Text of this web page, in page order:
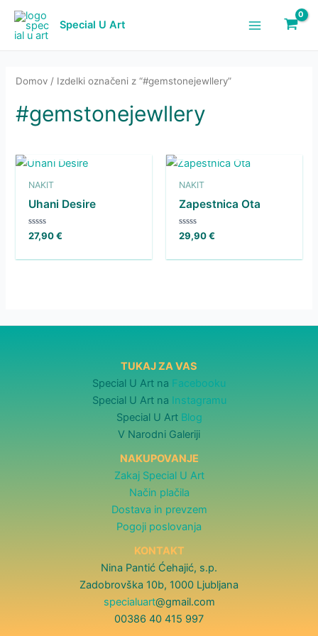
Skip
content
Special U Art
Domov / Izdelki označeni z “#gemstonejewllery”
#gemstonejewllery
NAKIT
Uhani Desire
Ocenjeno
5
27,90€
NAKIT
Zapestnica Ota
Ocenjeno
5
29,90€
TUKAJ ZA VAS
Special U Art na Facebooku
Special U Art na Instagramu
Special U ArtBlog
V Narodni Galeriji
NAKUPOVANJE
Zakaj Special U Art
Način plačila
Dostava in prevzem
Pogoji poslovanja
KONTAKT
Nina Pantić Ćehajić, s.p.
Zadobrovška 10b, 1000 Ljubljana
specialuart@gmail.com
00386 40 415 997